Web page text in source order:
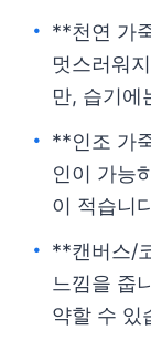
**천연 가
멋스러워
만, 습기에
**인조 가
인이 가능
이 적습니
**캔버스/
느낌을 줍
약할 수 있